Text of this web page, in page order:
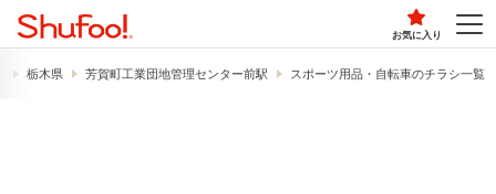
お気に入り
栃木県 芳賀町工業団地管理センター前駅 スポーツ用品・自転車のチラシ一覧